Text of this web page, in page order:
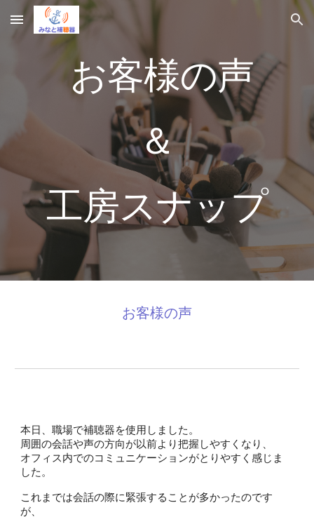
Skip to main content Skip to navigation
お客様の声
＆
工房スナップ
お客様の声
本日、職場で補聴器を使用しました。
周囲の会話や声の方向が以前より把握しやすくなり、
オフィス内でのコミュニケーションがとりやすく感じま
した。
これまでは会話の際に緊張することが多かったのです
が、